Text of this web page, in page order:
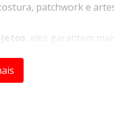
patchwork e
, eles garantem
, que facilita a